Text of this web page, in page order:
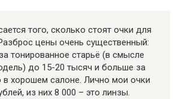
того, сколько стоят очки для
цены очень существенный:
тонированное старьё (в смысле
до 15-20 тысяч и больше за
в хорошем салоне. Лично мои очки
из них 8 000 – это линзы.